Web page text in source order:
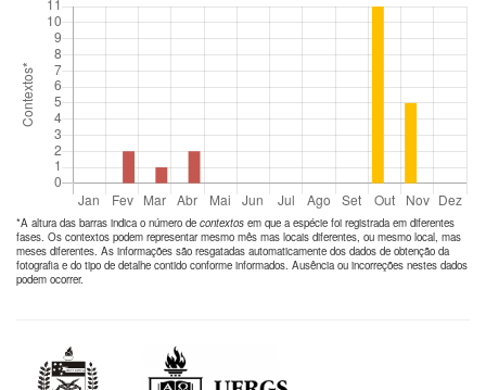
*A altura das barras indica o número de contextos em que a espécie foi registrada em diferentes
fases. Os contextos podem representar mesmo mês mas locais diferentes, ou mesmo local, mas
meses diferentes. As informações são resgatadas automaticamente dos dados de obtenção da
fotografia e do tipo de detalhe contido conforme informados. Ausência ou incorreções nestes dados
podem ocorrer.